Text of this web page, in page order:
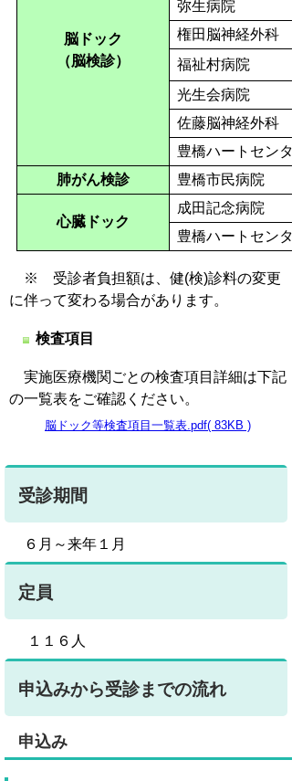
脳ドック
（脳検診）
弥生病院
権田脳神経外科
福祉村病院
光生会病院
佐藤脳神経外科
豊橋ハートセンタ
肺がん検診
豊橋市民病院
心臓ドック
成田記念病院
豊橋ハートセンタ
※ 受診者負担額は、健(検)診料の変更
に伴って変わる場合があります。
検査項目
実施医療機関ごとの検査項目詳細は下記
の一覧表をご確認ください。
脳ドック等検査項目一覧表.pdf( 83KB )
受診期間
６月～来年１月
定員
１１６人
申込みから受診までの流れ
申込み